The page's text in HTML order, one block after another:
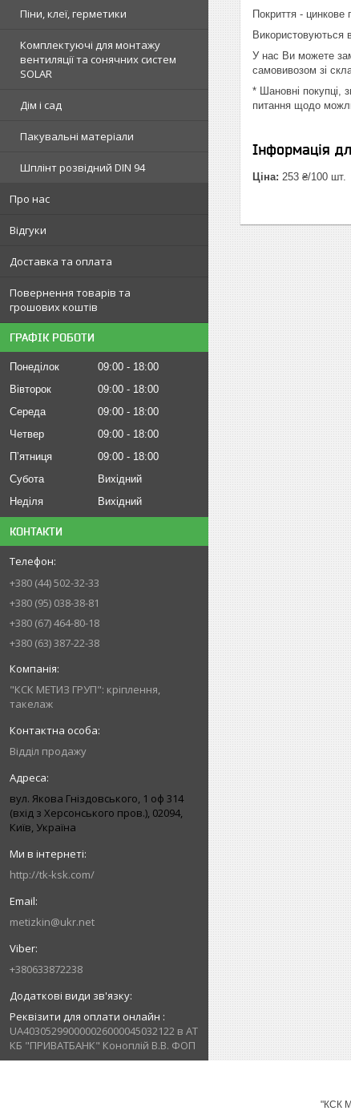
Піни, клеї, герметики
Комплектуючі для монтажу
вентиляції та сонячних систем
SOLAR
Дім і сад
Пакувальні матеріали
Шплінт розвідний DIN 94
Про нас
Відгуки
Доставка та оплата
Повернення товарів та
грошових коштів
ГРАФІК РОБОТИ
Понеділок 09:00
18:00
Вівторок
09:00
18:00
Середа
09:00
18:00
Четвер
09:00
18:00
Пʼятниця
09:00
18:00
Субота
Вихідний
Неділя
Вихідний
КОНТАКТИ
+380 (44) 502-32-33
+380 (95) 038-38-81
+380 (67) 464-80-18
+380 (63) 387-22-38
"КСК МЕТИЗ ГРУП": кріплення,
такелаж
Відділ продажу
вул. Якова Гніздовського, 1 оф 314
(вхід з Херсонського пров.), 02094,
Київ, Україна
http://tk-ksk.com/
metizkin@ukr.net
+380633872238
Реквізити для оплати онлайн
UA403052990000026000045032122 в АТ
КБ "ПРИВАТБАНК" Коноплій В.В. ФОП
Покриття - цинкове
Використовуються
У нас Ви можете
самовивозом зі
* Шановні покупці,
питання щодо
Інформація
Ціна: 253 ₴/100 шт.